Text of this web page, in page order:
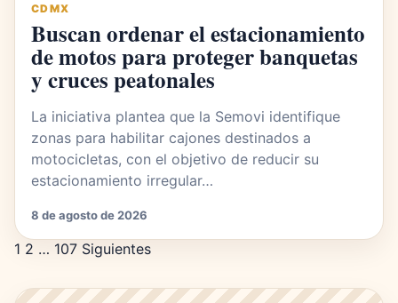
CDMX
Buscan ordenar el estacionamiento
de motos para proteger banquetas
y cruces peatonales
La iniciativa plantea que la Semovi identifique
zonas para habilitar cajones destinados a
motocicletas, con el objetivo de reducir su
estacionamiento irregular…
8 de agosto de 2026
Paginación de entradas
1 2 … 107 Siguientes